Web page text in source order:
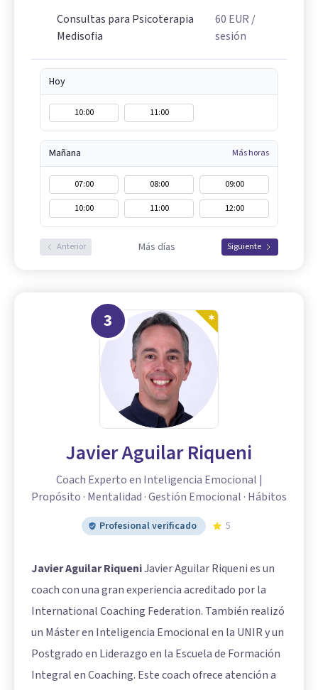
Consultas para Psicoterapia
Medisofia
60 EUR /
sesión
Hoy
10:00 11:00
Mañana Más horas
07:00 08:00
09:00
10:00
11:00 12:00
Anterior Más días Siguiente
3
Javier Aguilar Riqueni
Coach Experto en Inteligencia Emocional |
Propósito · Mentalidad · Gestión Emocional · Hábitos
Profesional verificado 5
Javier Aguilar RiqueniJavier Aguilar Riqueni es un
coach con una gran experiencia acreditado por la
International Coaching Federation. También realizó
un Máster en Inteligencia Emocional en la UNIR y un
Postgrado en Liderazgo en la Escuela de Formación
Integral en Coaching. Este coach ofrece atención a